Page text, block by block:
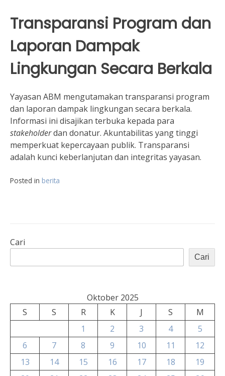
Transparansi Program dan
Laporan Dampak
Lingkungan Secara Berkala
Yayasan ABM mengutamakan transparansi program
dan laporan dampak lingkungan secara berkala.
Informasi ini disajikan terbuka kepada para
stakeholderdan donatur. Akuntabilitas yang tinggi
memperkuat kepercayaan publik. Transparansi
adalah kunci keberlanjutan dan integritas yayasan.
Posted in berita
Cari
Cari
Oktober 2025
S
S R K J S
M
1
2 3 4
5
6
7 8 9 10 11
12
13
14 15 16 17 18
19